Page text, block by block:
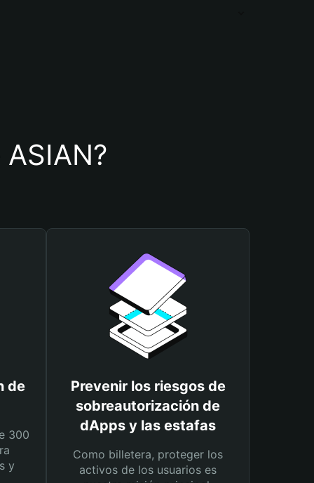
de
300
y
Prevenir los riesgos de
sobreautorización de
dApps y las estafas
Como billetera, proteger los
activos de los usuarios es